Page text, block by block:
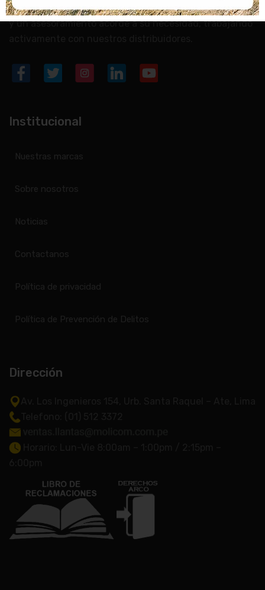
clientes con productos garantizados, entrega oportuna
y un asesoramiento acorde a su necesidad, trabajando
Institucional
Nuestras marcas
Sobre nosotros
Noticias
Contactanos
Política de privacidad
Política de Prevención de Delitos
Dirección